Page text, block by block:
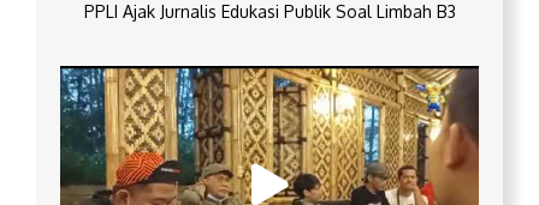
PPLI Ajak Jurnalis Edukasi Publik Soal Limbah B3